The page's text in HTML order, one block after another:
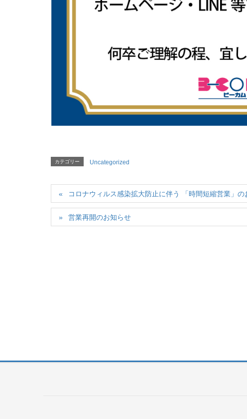
カテゴリー Uncategorized
コロナウィルス感染拡大防止に伴う 「時間短縮営業」の
営業再開のお知らせ